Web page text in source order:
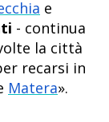
e
- continua
la città
recarsi in
Matera».